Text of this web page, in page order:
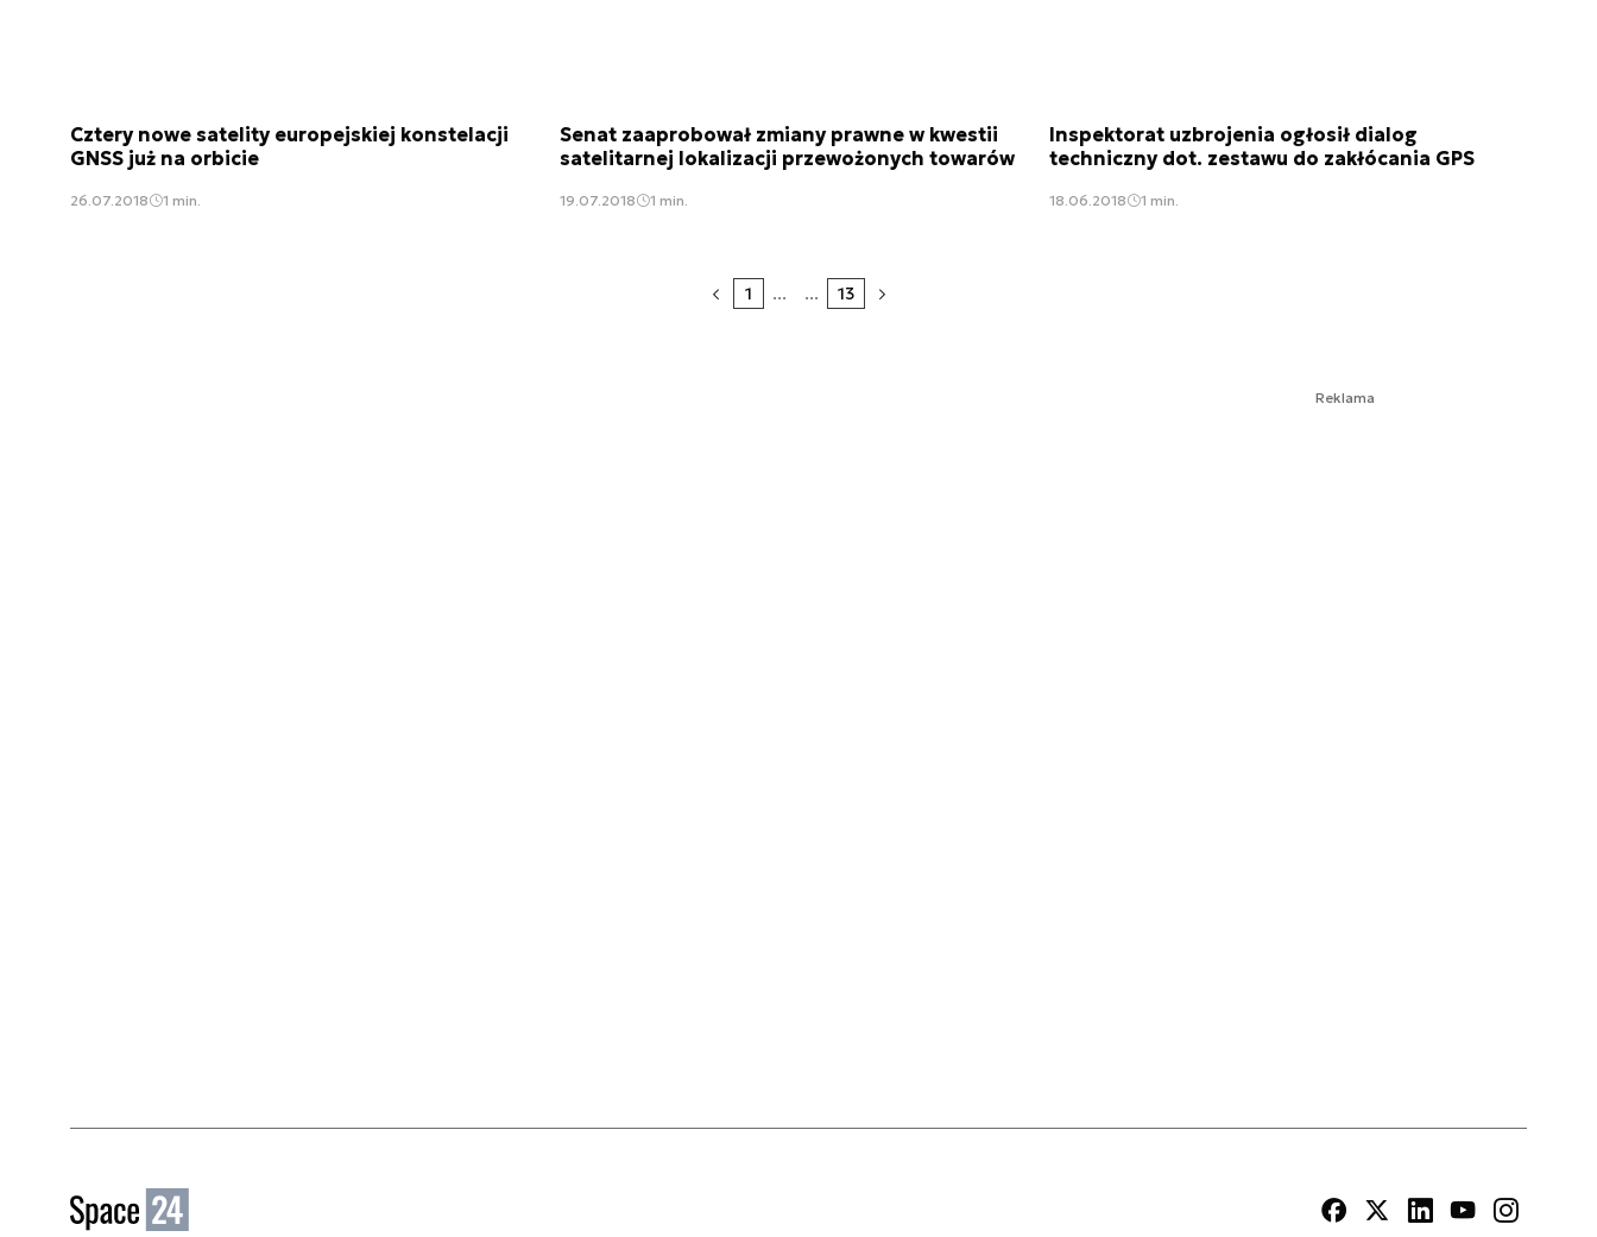
Cztery nowe satelity europejskiej konstelacji
GNSS już na orbicie
26.07.2018 1 min.
Senat zaaprobował zmiany prawne w kwestii
satelitarnej lokalizacji przewożonych towarów
19.07.2018 1 min.
Inspektorat uzbrojenia ogłosił dialog
techniczny dot. zestawu do zakłócania GPS
18.06.2018 1 min.
1 ... ... 13
Reklama